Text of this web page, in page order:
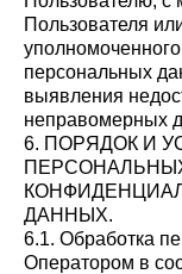
Пользователя
персональных
выявления
неправомерных
6. ПОРЯДОК И
ДАННЫХ.
6.1. Обработка
Оператором в